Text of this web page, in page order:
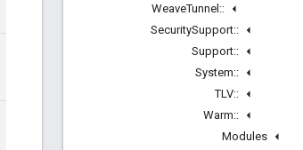
::
WeaveTunnel
::
SecuritySupport
::
Support
::
System
::
TLV
::
Warm
Modules